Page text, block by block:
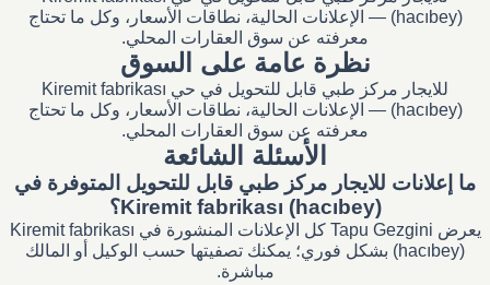
(hacıbey) — الإعلانات الحالية، نطاقات الأسعار، وكل ما تحتاج
معرفته عن سوق العقارات المحلي.
نظرة عامة على السوق
للايجار مركز طبي قابل للتحويل في حي Kiremit fabrikası
(hacıbey) — الإعلانات الحالية، نطاقات الأسعار، وكل ما تحتاج
معرفته عن سوق العقارات المحلي.
الأسئلة الشائعة
ما إعلانات للايجار مركز طبي قابل للتحويل المتوفرة في
Kiremit fabrikası (hacıbey)؟
يعرض Tapu Gezgini كل الإعلانات المنشورة في Kiremit fabrikası
(hacıbey) بشكل فوري؛ يمكنك تصفيتها حسب الوكيل أو المالك
مباشرة.